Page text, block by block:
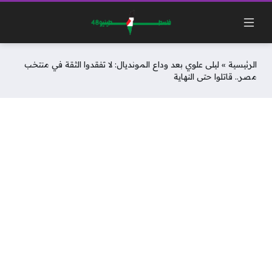
الرئيسية » ليلى علوي بعد وداع المونديال: لا تفقدوا الثقة في منتخب
مصر.. قاتلوا حتى النهاية